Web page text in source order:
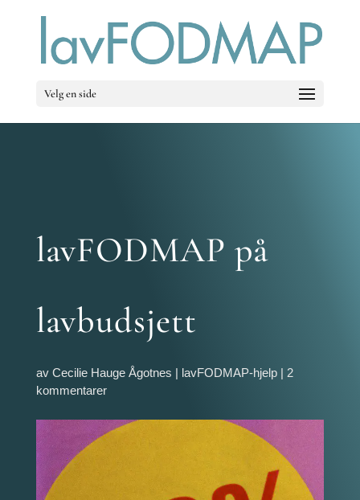
Velg en side
lavFODMAP på
lavbudsjett
av Cecilie Hauge Ågotnes | lavFODMAP-hjelp| 2
kommentarer